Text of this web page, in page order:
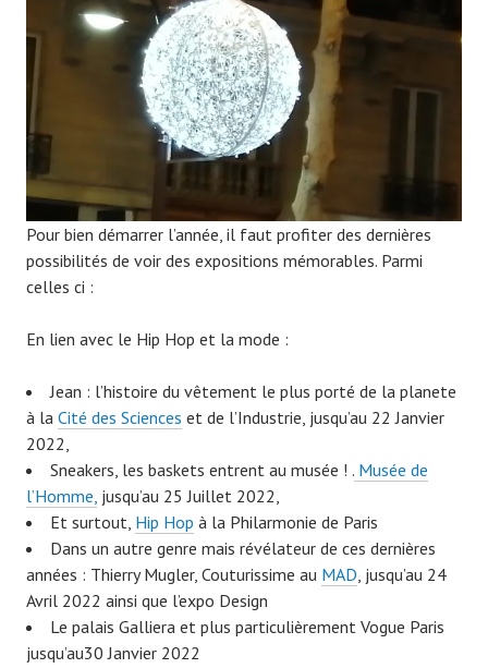
9
Pour bien démarrer l’année, il faut profiter des dernières
possibilités de voir des expositions mémorables. Parmi
celles ci :
En lien avec le Hip Hop et la mode :
Jean : l’histoire du vêtement le plus porté de la planete
à la Cité des Sciences et de l’Industrie, jusqu’au 22 Janvier
2022,
Sneakers, les baskets entrent au musée ! . Musée de
l’Homme, jusqu’au 25 Juillet 2022,
Et surtout, Hip Hop à la Philarmonie de Paris
Dans un autre genre mais révélateur de ces dernières
années : Thierry Mugler, Couturissime au MAD, jusqu’au 24
Avril 2022 ainsi que l’expo Design
Le palais Galliera et plus particulièrement Vogue Paris
jusqu’au30 Janvier 2022